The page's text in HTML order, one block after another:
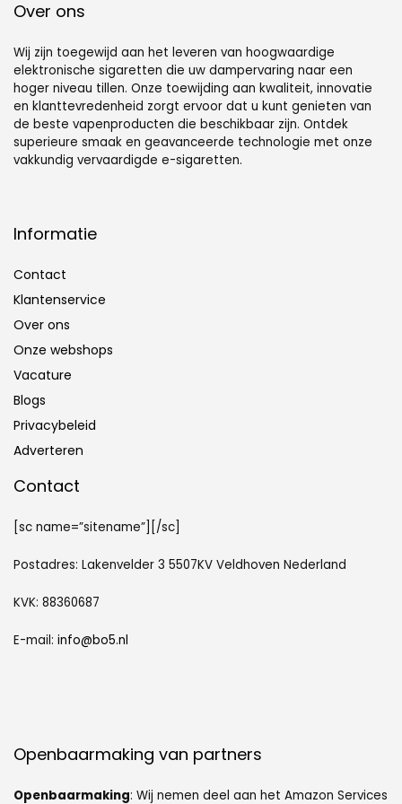
Over ons
Wij zijn toegewijd aan het leveren van hoogwaardige
elektronische sigaretten die uw dampervaring naar een
hoger niveau tillen. Onze toewijding aan kwaliteit, innovatie
en klanttevredenheid zorgt ervoor dat u kunt genieten van
de beste vapenproducten die beschikbaar zijn. Ontdek
superieure smaak en geavanceerde technologie met onze
vakkundig vervaardigde e-sigaretten.
Informatie
Contact
Klantenservice
Over ons
Onze webshops
Vacature
Blogs
Privacybeleid
Adverteren
Contact
[sc name=”sitename”][/sc]
Postadres: Lakenvelder 3 5507KV Veldhoven Nederland
KVK: 88360687
E-mail: info@bo5.nl
Openbaarmaking van partners
Openbaarmaking: Wij nemen deel aan het Amazon Services